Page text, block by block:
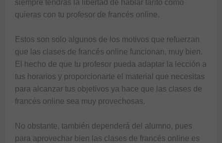
siempre tendrás la libertad de hablar tanto como
quieras con tu profesor de francés online.
Estos son solo algunos de los motivos que refuerzan
que las clases de francés online funcionan, muy bien.
El hecho de que tu profesor pueda adaptar la lección a
tus horarios y proporcionarte el material que necesitas
para alcanzar tus objetivos ya hace que las clases de
francés online sea muy provechosas.
No obstante, también dependerá del alumno, pues
para aprovechar bien las clases de francés online es